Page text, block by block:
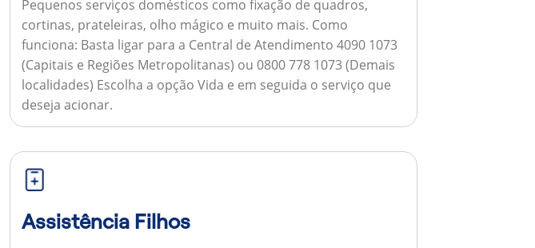
Pequenos serviços domésticos como fixação de quadros,
cortinas, prateleiras, olho mágico e muito mais. Como
funciona: Basta ligar para a Central de Atendimento 4090 1073
(Capitais e Regiões Metropolitanas) ou 0800 778 1073 (Demais
localidades) Escolha a opção Vida e em seguida o serviço que
deseja acionar.
Assistência Filhos